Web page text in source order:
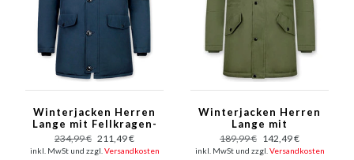
Winterjacken Herren
Lange mit Fellkragen-
Große Pelzkragen -
Parka - Blau
234,99 € 211,49 €
inkl. MwSt und zzgl. Versandkosten
Winterjacken Herren
Lange mit
Kunstfellkrage - Army
Grün
189,99 € 142,49 €
inkl. MwSt und zzgl. Versandkosten